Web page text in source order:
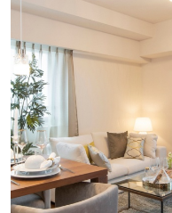
下
矢
印
キ
ー
ま
た
は
タ